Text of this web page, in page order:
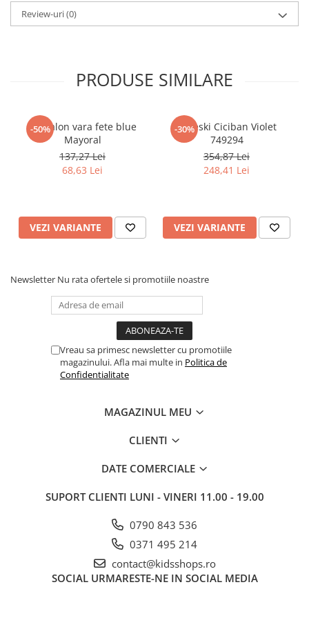
Pijamale
Pulovere/Bolero tricot
Set 2/3 piese maneca lunga
lung
Trening 2/3 piese primavara
Tricouri maneca lunga
Tricouri/bluze maneca scurta
Review-uri(0)
PRODUSE SIMILARE
-50%
Pantalon vara fete blue
Mayoral
137,27 Lei
68,63 Lei
VEZI VARIANTE
-30%
Apreski Ciciban Violet
749294
354,87 Lei
248,41 Lei
VEZI VARIANTE
Newsletter Nu rata ofertele si promotiile noastre
Vreau sa primesc newsletter cu promotiile
magazinului. Afla mai multe in Politica de
Confidentialitate
MAGAZINUL MEU
CLIENTI
DATE COMERCIALE
SUPORT CLIENTI LUNI - VINERI 11.00 - 19.00
0790 843 536
0371 495 214
contact@kidsshops.ro
SOCIAL URMARESTE-NE IN SOCIAL MEDIA